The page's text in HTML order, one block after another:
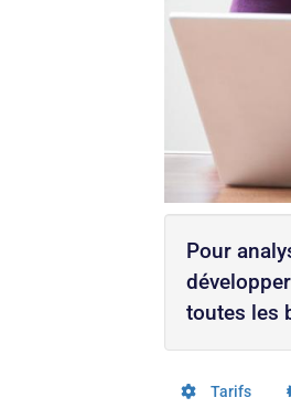
Pour
toutes les
Tarifs